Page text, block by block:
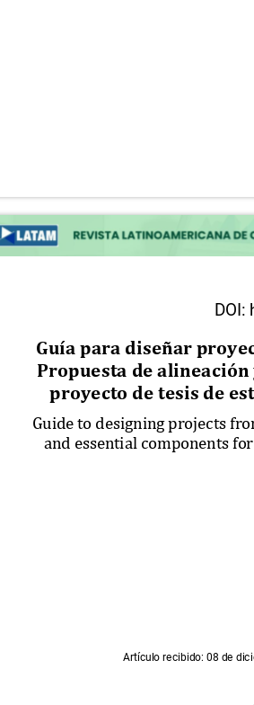
Guía para diseñar
Propuesta de
proyecto de tesis de
Guide to designing projects
and essential components
Artículo recibido: 08 de